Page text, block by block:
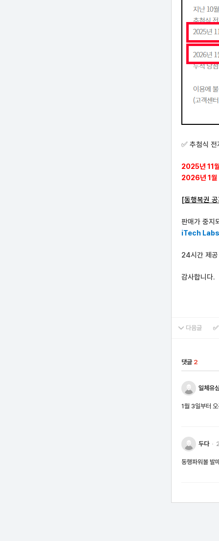
✅ 추첨식
2025년 11
2026년 1월
[동행복권
판매가 중지
iTech Labs
24시간 제
감사합니다.
다음글
댓글 2
일체유
1월 3일부터
두다
동행파워볼 발